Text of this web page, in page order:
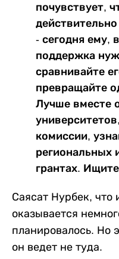
почувствует,
- сегодня ему,
поддержка
сравнивайте
превращайте
Лучше вместе
комиссии,
региональных
грантах.
Саясат Нурбек, что
оказывается
планировалось. Но
он ведет не туда.